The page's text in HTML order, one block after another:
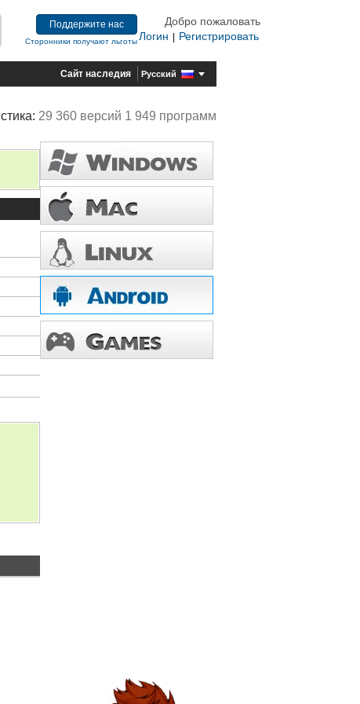
Поддержите нас
Сторонники получают льготы
Добро пожаловать
Логин
Регистрировать
Сайт наследия Русский
29 360 версий 1 949 программ